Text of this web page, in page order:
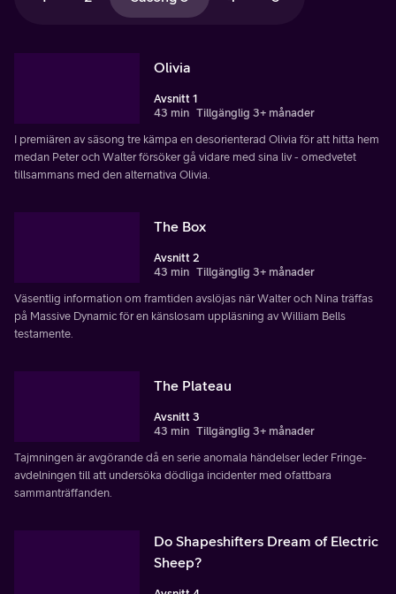
Olivia
Avsnitt 1
43 min Tillgänglig 3+ månader
I premiären av säsong tre kämpa en desorienterad Olivia för att hitta hem
medan Peter och Walter försöker gå vidare med sina liv - omedvetet
tillsammans med den alternativa Olivia.
The Box
Avsnitt 2
43 min Tillgänglig 3+ månader
Väsentlig information om framtiden avslöjas när Walter och Nina träffas
på Massive Dynamic för en känslosam uppläsning av William Bells
testamente.
The Plateau
Avsnitt 3
43 min Tillgänglig 3+ månader
Tajmningen är avgörande då en serie anomala händelser leder Fringe-
avdelningen till att undersöka dödliga incidenter med ofattbara
sammanträffanden.
Do Shapeshifters Dream of Electric
Sheep?